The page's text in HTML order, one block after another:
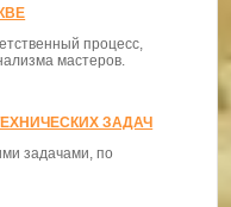
процесс,
мастеров.
ЗАДАЧ
задачами, по